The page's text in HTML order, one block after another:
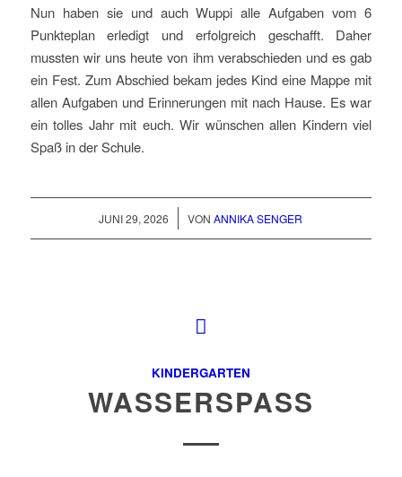
Nun haben sie und auch Wuppi alle Aufgaben vom 6
Punkteplan erledigt und erfolgreich geschafft. Daher
mussten wir uns heute von ihm verabschieden und es gab
ein Fest. Zum Abschied bekam jedes Kind eine Mappe mit
allen Aufgaben und Erinnerungen mit nach Hause. Es war
ein tolles Jahr mit euch. Wir wünschen allen Kindern viel
Spaß in der Schule.
JUNI 29, 2026
/ VONANNIKA SENGER
KINDERGARTEN
WASSERSPASS